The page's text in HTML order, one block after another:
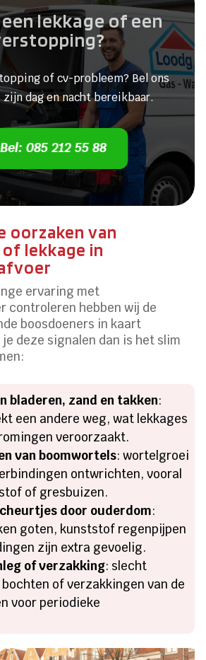
lekkage of een
of cv-probleem? Bel ons
dag en nacht bereikbaar.
Bel: 085 212 55 88
oorzaken van
lekkage in
ervaring met
controleren hebben wij de
boosdoeners in kaart
deze signalen dan is het slim
bladeren, zand en takken:
een andere weg, wat lekkages
veroorzaakt.
van boomwortels: wortelgroei
ontwrichten, vooral
of gresbuizen.
door ouderdom:
goten, kunststof regenpijpen
zijn extra gevoelig.
of verzakking: slecht
of verzakkingen van de
voor periodieke